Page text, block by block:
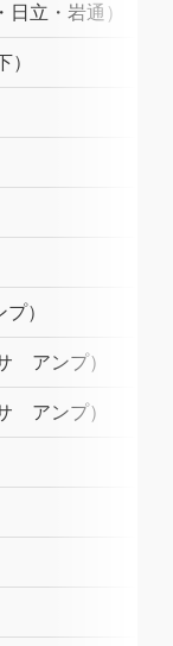
立・岩通）
）
）
アンプ）
アンプ）